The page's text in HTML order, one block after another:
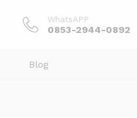
WhatsAPP
0853-2944-0892
Blog